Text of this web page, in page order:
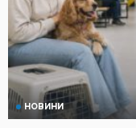
НОВИНИ